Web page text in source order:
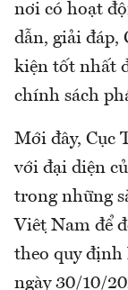
nơi có hoạt
dẫn, giải đáp,
kiện tốt nhất
chính sách
Mới đây, Cục
với đại diện
trong những
Việt Nam để
theo quy
ngày 30/10/